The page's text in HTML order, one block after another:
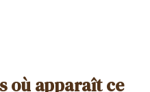
où apparaît ce